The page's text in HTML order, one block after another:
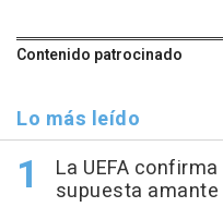
Contenido patrocinado
Lo más leído
La UEFA
supuesta